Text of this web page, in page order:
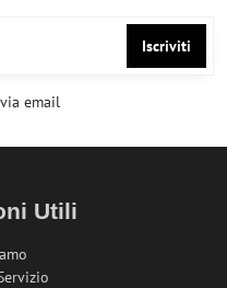
Iscriviti
email
Utili